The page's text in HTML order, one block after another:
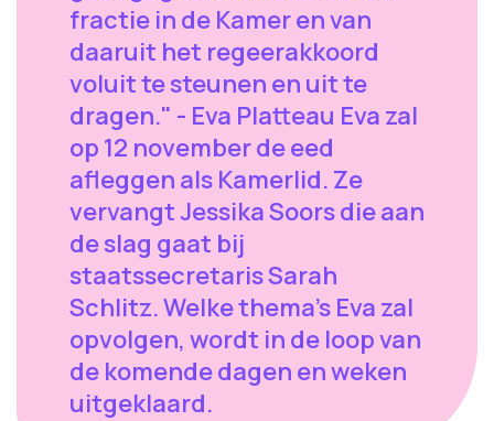
fractie in de Kamer en van
daaruit het regeerakkoord
voluit te steunen en uit te
dragen." - Eva Platteau Eva zal
op 12 november de eed
afleggen als Kamerlid. Ze
vervangt Jessika Soors die aan
de slag gaat bij
staatssecretaris Sarah
Schlitz. Welke thema's Eva zal
opvolgen, wordt in de loop van
de komende dagen en weken
uitgeklaard.